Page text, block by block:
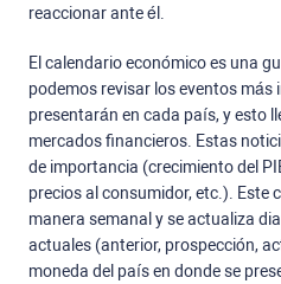
reaccionar ante él.
El calendario económico es una
podemos revisar los eventos más
presentarán en cada país, y esto
mercados financieros. Estas
de importancia (crecimiento del
precios al consumidor, etc.). Este
manera semanal y se actualiza
actuales (anterior, prospección,
moneda del país en donde se